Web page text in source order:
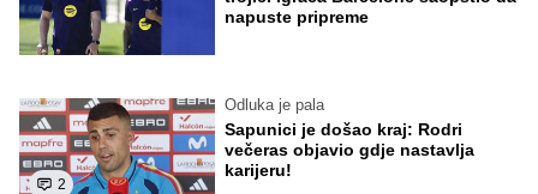
napuste pripreme
2
Odluka je pala
Sapunici je došao kraj: Rodri
večeras objavio gdje nastavlja
karijeru!